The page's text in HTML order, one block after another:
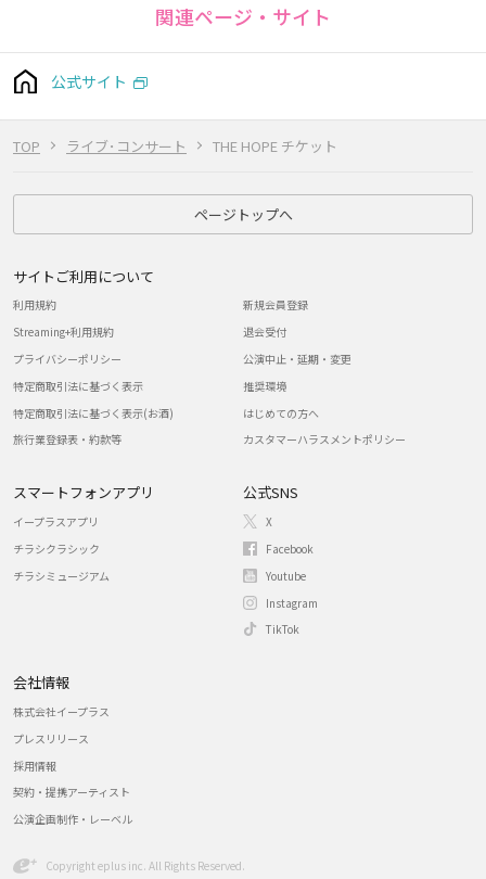
TOP ライブ･コンサート THE HOPE チケット
関連ページ・サイト
公式サイト
ページトップへ
サイトご利用について
利用規約
Streaming+利用規約
プライバシーポリシー
特定商取引法に基づく表示
特定商取引法に基づく表示(お酒)
旅行業登録表・約款等
新規会員登録
退会受付
公演中止・延期・変更
推奨環境
はじめての方へ
カスタマーハラスメントポリシー
スマートフォンアプリ
イープラスアプリ
チラシクラシック
チラシミュージアム
公式SNS
X
Facebook
Youtube
Instagram
TikTok
会社情報
株式会社イープラス
プレスリリース
採用情報
契約・提携アーティスト
公演企画制作・レーベル
Copyright eplus inc. All Rights Reserved.